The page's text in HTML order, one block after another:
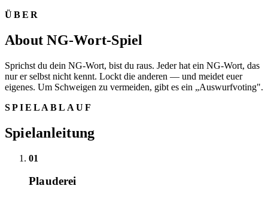
ÜBER
About NG-Wort-Spiel
Sprichst du dein NG-Wort, bist du raus. Jeder hat ein NG-Wort, das
nur er selbst nicht kennt. Lockt die anderen — und meidet euer
eigenes. Um Schweigen zu vermeiden, gibt es ein „Auswurfvoting".
SPIELABLAUF
Spielanleitung
01
Plauderei